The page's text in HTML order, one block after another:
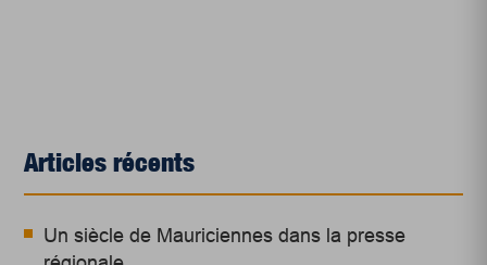
Articles récents
Un siècle de Mauriciennes dans la presse